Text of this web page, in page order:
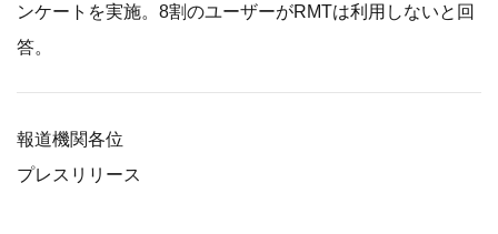
ンケートを実施。8割のユーザーがRMTは利用しないと回
答。
報道機関各位
プレスリリース